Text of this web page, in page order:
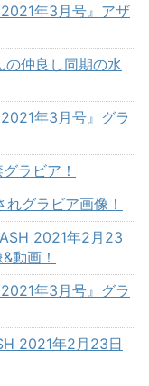
年3月号』アザ
の仲良し同期の水
年3月号』グラ
ラビア！
グラビア画像！
2021年2月23
動画！
年3月号』グラ
2021年2月23日